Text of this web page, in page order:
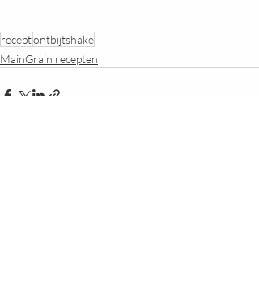
receptontbijtshake
MainGrain recepten